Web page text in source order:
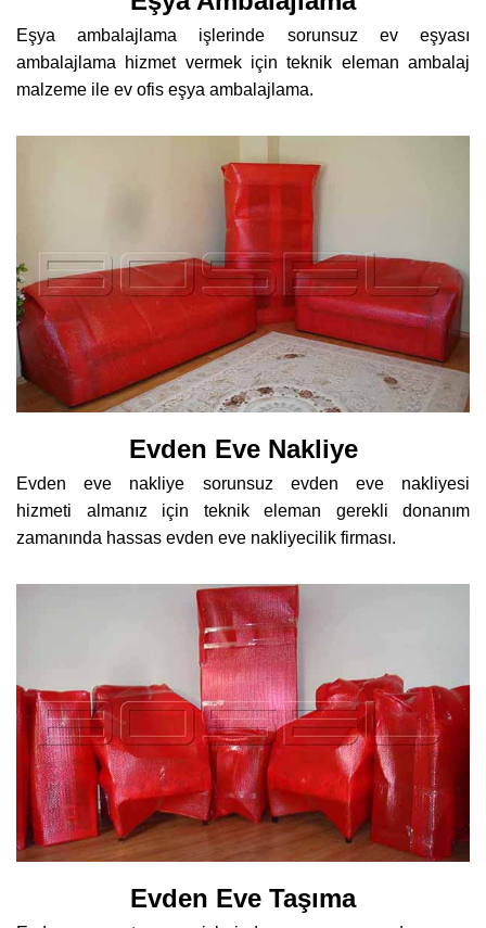
Eşya ambalajlama işlerinde sorunsuz ev eşyası
ambalajlama hizmet vermek için teknik eleman ambalaj
malzeme ile ev ofis eşya ambalajlama.
Evden Eve Nakliye
Evden eve nakliye sorunsuz evden eve nakliyesi
hizmeti almanız için teknik eleman gerekli donanım
zamanında hassas evden eve nakliyecilik firması.
Evden Eve Taşıma